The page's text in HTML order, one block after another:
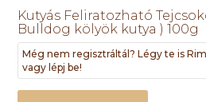
Kutyás Feliratozható
Bulldog kölyök kutya ) 100g
Még nem regisztráltál? Légy te is
vagy lépj be!